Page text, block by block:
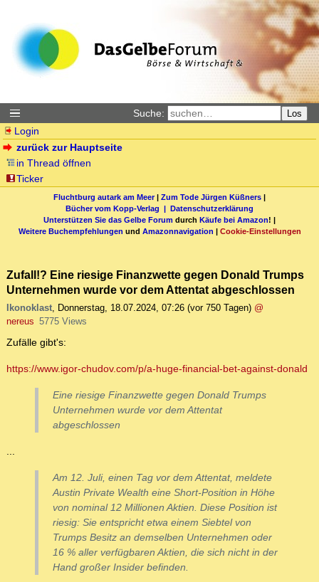
Suche: Los
Login
zurück zur Hauptseite
in Thread öffnen
Ticker
Fluchtburg autark am Meer| Zum Tode Jürgen Küßners |
Bücher vom Kopp-Verlag | Datenschutzerklärung
Unterstützen Sie das Gelbe Forum durch Käufe bei Amazon! |
Weitere Buchempfehlungen und Amazonnavigation | Cookie-Einstellungen
Zufall!? Eine riesige Finanzwette gegen Donald Trumps
Unternehmen wurde vor dem Attentat abgeschlossen
Ikonoklast, Donnerstag, 18.07.2024, 07:26 (vor 750 Tagen) @
nereus 5775 Views
Zufälle gibt's:
https://www.igor-chudov.com/p/a-huge-financial-bet-against-donald
Eine riesige Finanzwette gegen Donald Trumps
Unternehmen wurde vor dem Attentat
abgeschlossen
...
Am 12. Juli, einen Tag vor dem Attentat, meldete
Austin Private Wealth eine Short-Position in Höhe
von nominal 12 Millionen Aktien. Diese Position ist
riesig: Sie entspricht etwa einem Siebtel von
Trumps Besitz an demselben Unternehmen oder
16 % aller verfügbaren Aktien, die sich nicht in der
Hand großer Insider befinden.